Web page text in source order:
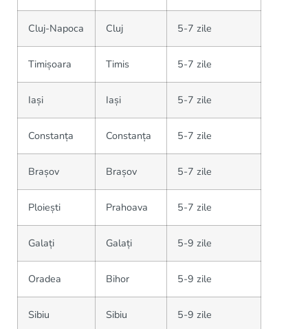
Cluj-Napoca Cluj 5-7 zile
Timișoara Timis 5-7 zile
Iași Iași 5-7 zile
Constanța Constanța 5-7 zile
Brașov Brașov 5-7 zile
Ploiești Prahoava 5-7 zile
Galați Galați 5-9 zile
Oradea Bihor 5-9 zile
Sibiu Sibiu 5-9 zile